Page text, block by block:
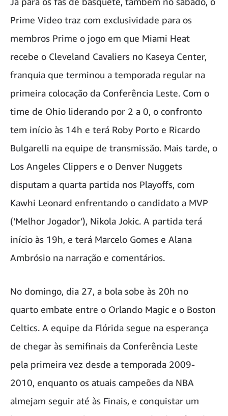
Prime Video traz com exclusividade para os
membros Prime o jogo em que Miami Heat
recebe o Cleveland Cavaliers no Kaseya Center,
franquia que terminou a temporada regular na
primeira colocação da Conferência Leste. Com o
time de Ohio liderando por 2 a 0, o confronto
tem início às 14h e terá Roby Porto e Ricardo
Bulgarelli na equipe de transmissão. Mais tarde, o
Los Angeles Clippers e o Denver Nuggets
disputam a quarta partida nos Playoffs, com
Kawhi Leonard enfrentando o candidato a MVP
(‘Melhor Jogador’), Nikola Jokic. A partida terá
início às 19h, e terá Marcelo Gomes e Alana
Ambrósio na narração e comentários.
No domingo, dia 27, a bola sobe às 20h no
quarto embate entre o Orlando Magic e o Boston
Celtics. A equipe da Flórida segue na esperança
de chegar às semifinais da Conferência Leste
pela primeira vez desde a temporada 2009-
2010, enquanto os atuais campeões da NBA
almejam seguir até às Finais, e conquistar um